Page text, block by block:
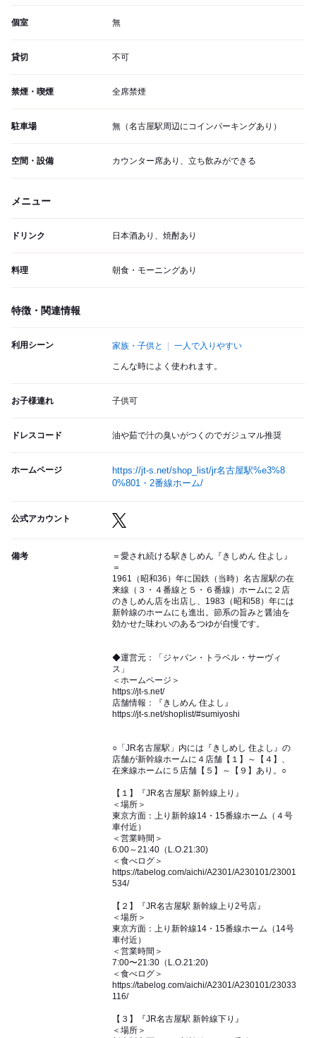
個室 無
貸切 不可
禁煙・喫煙 全席禁煙
駐車場 無（名古屋駅周辺にコインパーキングあり）
空間・設備 カウンター席あり、立ち飲みができる
メニュー
ドリンク 日本酒あり、焼酎あり
料理 朝食・モーニングあり
特徴・関連情報
利用シーン 家族・子供と 一人で入りやすい
こんな時によく使われます。
お子様連れ 子供可
ドレスコード 油や茹で汁の臭いがつくのでガジュマル推奨
ホームページ
https://jt-s.net/shop_list/jr名古屋駅%e3%8
0%801・2番線ホーム/
公式アカウント
備考
＝愛され続ける駅きしめん『きしめん 住よし』
＝
1961（昭和36）年に国鉄（当時）名古屋駅の在
来線（３・４番線と５・６番線）ホームに２店
のきしめん店を出店し、1983（昭和58）年には
新幹線のホームにも進出。節系の旨みと醤油を
効かせた味わいのあるつゆが自慢です。
◆運営元：「ジャパン・トラベル・サーヴィ
ス」
＜ホームページ＞
https://jt-s.net/
店舗情報：『きしめん 住よし』
https://jt-s.net/shoplist/#sumiyoshi
○「JR名古屋駅」内には『きしめし 住よし』の
店舗が新幹線ホームに４店舗【１】～【４】、
在来線ホームに５店舗【５】～【９】あり。○
【１】『JR名古屋駅 新幹線上り』
＜場所＞
東京方面：上り新幹線14・15番線ホーム（４号
車付近）
＜営業時間＞
6:00～21:40（L.O.21:30)
＜食べログ＞
https://tabelog.com/aichi/A2301/A230101/23001
534/
【２】『JR名古屋駅 新幹線上り2号店』
＜場所＞
東京方面：上り新幹線14・15番線ホーム（14号
車付近）
＜営業時間＞
7:00〜21:30（L.O.21:20)
＜食べログ＞
https://tabelog.com/aichi/A2301/A230101/23033
116/
【３】『JR名古屋駅 新幹線下り』
＜場所＞